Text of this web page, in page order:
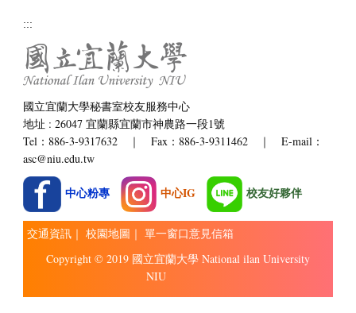
:::
國立宜蘭大學秘書室校友服務中心
地址 : 26047 宜蘭縣宜蘭市神農路一段1號
Tel：886-3-9317632 ｜ Fax：886-3-9311462 ｜ E-mail：
asc@niu.edu.tw
中心粉專 中心IG 校友好夥伴
交通資訊 ｜ 校園地圖 ｜ 單一窗口意見信箱
Copyright © 2019 國立宜蘭大學 National ilan University
NIU